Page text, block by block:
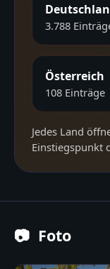
3.788
Österreich
108 Einträge
Jedes Land
Einstiegspunkt
📷 Foto